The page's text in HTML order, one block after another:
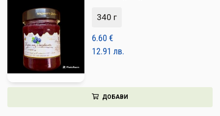
КАЧЕСТВО
УСЛОВИЯ ЗА ПОЛЗВАНЕ
340 г
6.60 €
12.91 лв.
ДОБАВИ